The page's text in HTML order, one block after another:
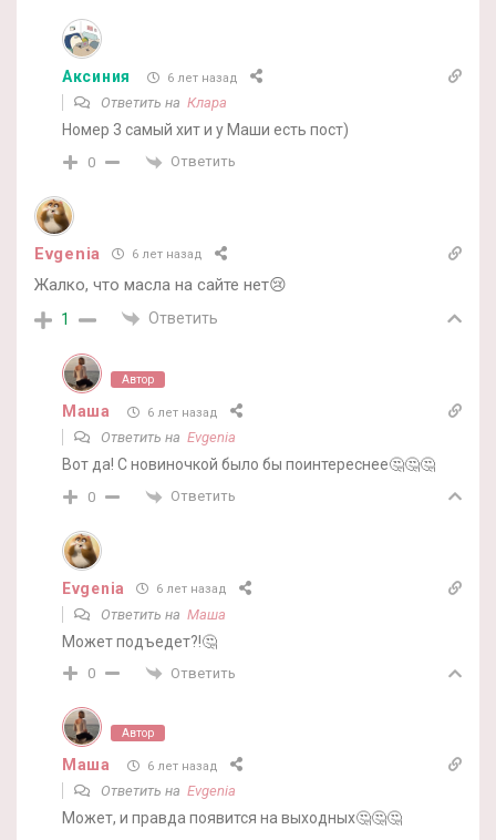
Аксиния 6 лет назад
Ответить на Клара
Номер 3 самый хит и у Маши есть пост)
0 Ответить
Evgenia 6 лет назад
Жалко, что масла на сайте нет😢
1 Ответить
Автор
Маша 6 лет назад
Ответить на Evgenia
Вот да! С новиночкой было бы поинтереснее🤔🤔🤔
0 Ответить
Evgenia 6 лет назад
Ответить на Маша
Может подъедет?!🤔
0 Ответить
Автор
Маша 6 лет назад
Ответить на Evgenia
Может, и правда появится на выходных🤔🤔🤔